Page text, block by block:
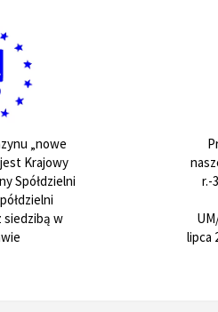
„nowe
Krajowy
Spółdzielni
siedzibą w
r.-
lipca